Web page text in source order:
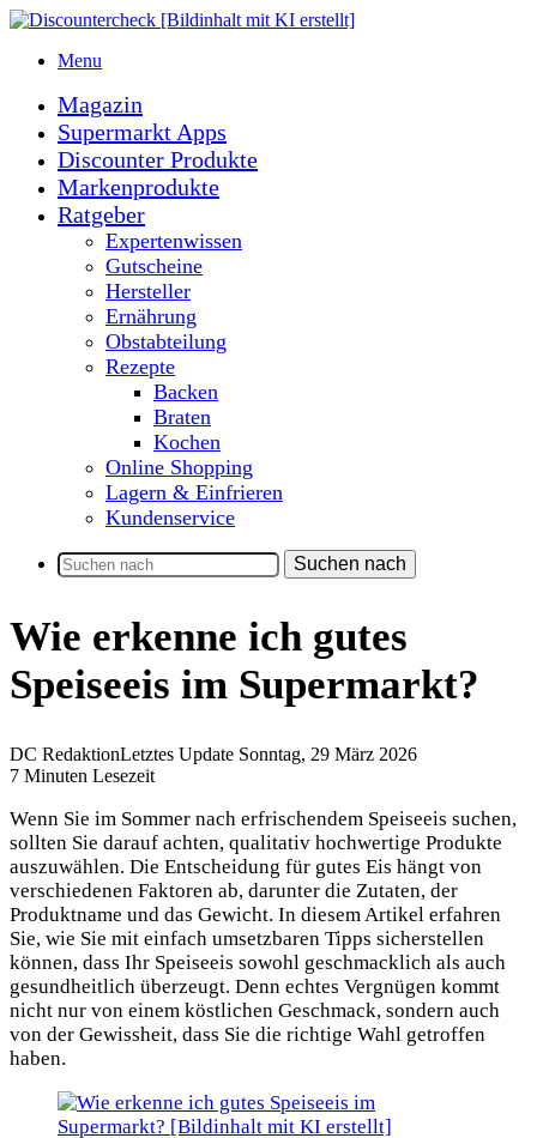
Menu
Magazin
Supermarkt Apps
Discounter Produkte
Markenprodukte
Ratgeber
Expertenwissen
Gutscheine
Hersteller
Ernährung
Obstabteilung
Rezepte
Backen
Braten
Kochen
Online Shopping
Lagern & Einfrieren
Kundenservice
Suchen nach
Wie erkenne ich gutes
Speiseeis im Supermarkt?
DC RedaktionLetztes Update Sonntag, 29 März 2026
7 Minuten Lesezeit
Wenn Sie im Sommer nach erfrischendem Speiseeis suchen,
sollten Sie darauf achten, qualitativ hochwertige Produkte
auszuwählen. Die Entscheidung für gutes Eis hängt von
verschiedenen Faktoren ab, darunter die Zutaten, der
Produktname und das Gewicht. In diesem Artikel erfahren
Sie, wie Sie mit einfach umsetzbaren Tipps sicherstellen
können, dass Ihr Speiseeis sowohl geschmacklich als auch
gesundheitlich überzeugt. Denn echtes Vergnügen kommt
nicht nur von einem köstlichen Geschmack, sondern auch
von der Gewissheit, dass Sie die richtige Wahl getroffen
haben.